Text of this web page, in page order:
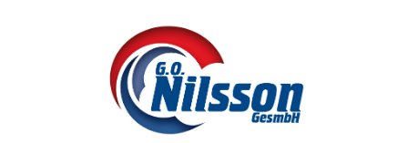
Zum Hauptinhalt springen